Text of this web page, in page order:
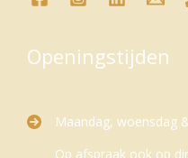
Openingstijden
Maandag, woensdag
Op afspraak ook op